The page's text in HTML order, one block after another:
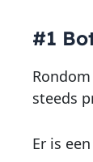
#1
steeds
Er is